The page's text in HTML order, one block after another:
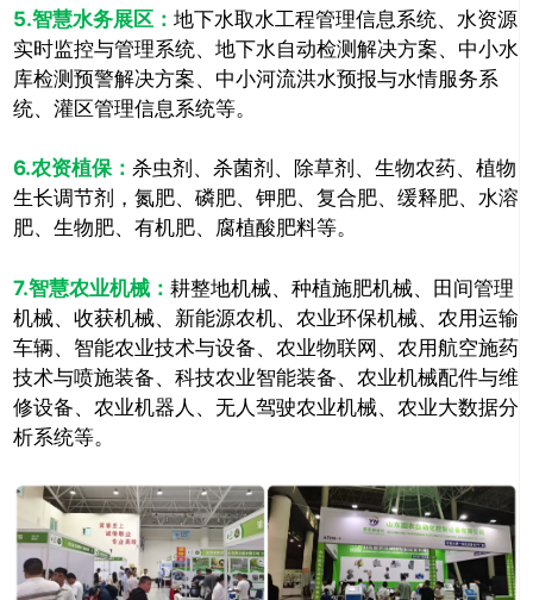
5.智慧水务展区： 地下水取水工程管理信息系统、水资源
实时监控与管理系统、地下水自动检测解决方案、中小水
库检测预警解决方案、中小河流洪水预报与水情服务系
统、灌区管理信息系统等。
6.农资植保： 杀虫剂、杀菌剂、除草剂、生物农药、植物
生长调节剂，氮肥、磷肥、钾肥、复合肥、缓释肥、水溶
肥、生物肥、有机肥、腐植酸肥料等。
7.智慧农业机械： 耕整地机械、种植施肥机械、田间管理
机械、收获机械、新能源农机、农业环保机械、农用运输
车辆、智能农业技术与设备、农业物联网、农用航空施药
技术与喷施装备、科技农业智能装备、农业机械配件与维
修设备、农业机器人、无人驾驶农业机械、农业大数据分
析系统等。
推广链接：